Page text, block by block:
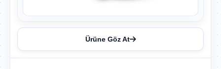
Ürüne Göz At